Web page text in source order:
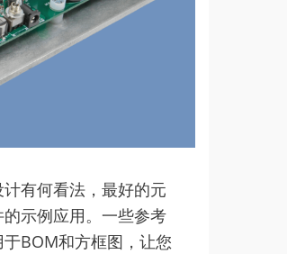
有何看法，最好的元
示例应用。一些参考
BOM和方框图，让您